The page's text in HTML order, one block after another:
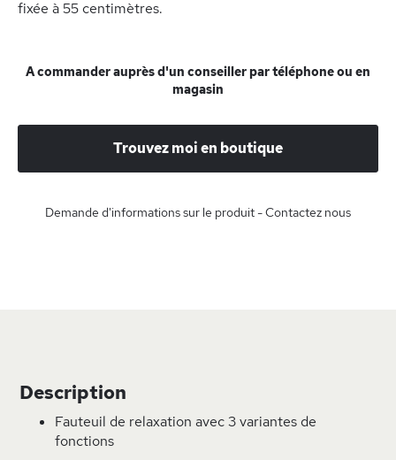
fixée à 55 centimètres.
A commander auprès d'un conseiller par téléphone ou en
magasin
Trouvez moi en boutique
Demande d'informations sur le produit - Contactez nous
Description
Fauteuil de relaxation avec 3 variantes de
fonctions